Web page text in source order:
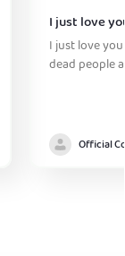
I just love
I just love
dead people